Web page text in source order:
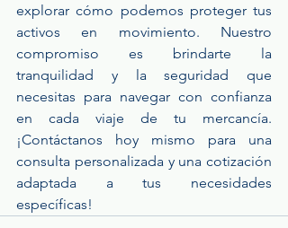
explorar cómo podemos proteger tus
activos en movimiento. Nuestro
compromiso es brindarte la
tranquilidad y la seguridad que
necesitas para navegar con confianza
en cada viaje de tu mercancía.
¡Contáctanos hoy mismo para una
consulta personalizada y una cotización
adaptada a tus necesidades
específicas!